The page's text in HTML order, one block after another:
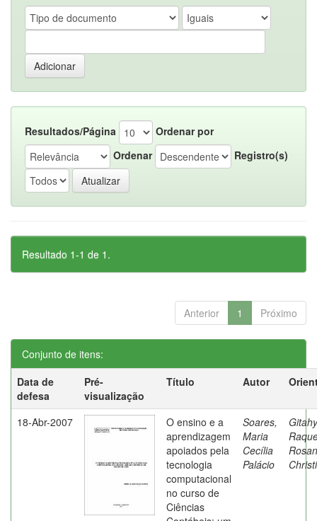
Resultados/Página
Ordenar por
Ordenar
Registro(s)
Resultado 1-1 de 1.
Anterior 1 Próximo
Conjunto de itens:
Data de
defesa
Pré-
visualização
Título Autor
18-Abr-2007
O ensino e a
aprendizagem
apoiados pela
tecnologia
computacional
no curso de
Ciências
Soares,
Maria
Cecília
Palácio
Rosan